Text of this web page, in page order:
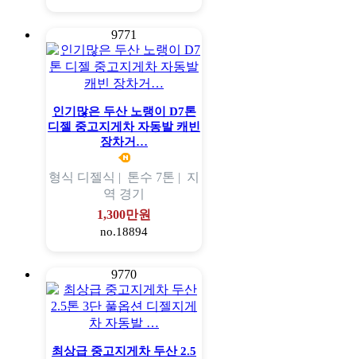
9771
인기많은 두산 노랭이 D7톤
디젤 중고지게차 자동발 캐빈
장차거…
형식 디젤식 | 톤수 7톤 | 지
역 경기
1,300만원
no.18894
9770
최상급 중고지게차 두산 2.5